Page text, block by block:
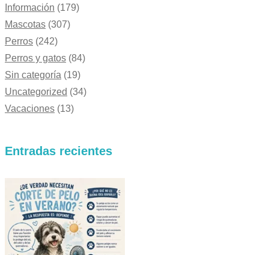
Información (179)
Mascotas (307)
Perros (242)
Perros y gatos (84)
Sin categoría (19)
Uncategorized (34)
Vacaciones (13)
Entradas recientes